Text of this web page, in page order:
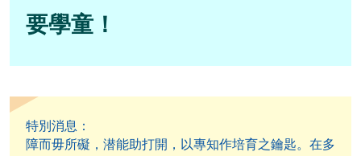
要學童！
特別消息：
​障而毋所礙，潜能助打開，以專知作培育之鑰匙。在多